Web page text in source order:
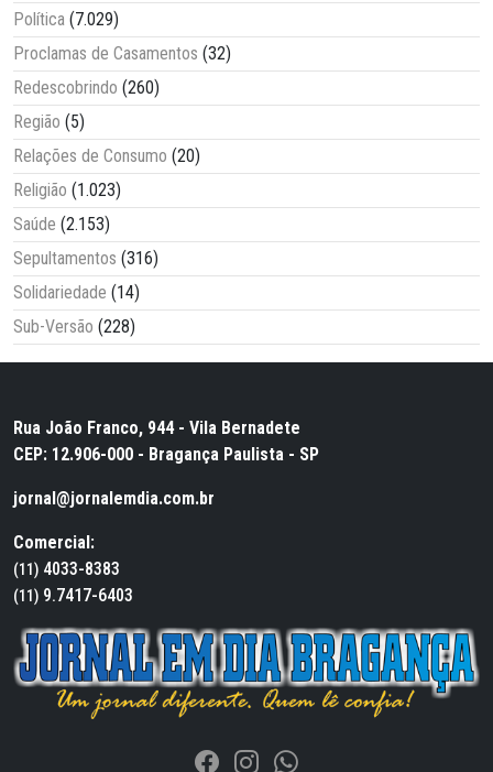
Política (7.029)
Proclamas de Casamentos (32)
Redescobrindo (260)
Região (5)
Relações de Consumo (20)
Religião (1.023)
Saúde (2.153)
Sepultamentos (316)
Solidariedade (14)
Sub-Versão (228)
Rua João Franco, 944 - Vila Bernadete
CEP: 12.906-000 - Bragança Paulista - SP
jornal@jornalemdia.com.br
Comercial:
(11) 4033-8383
(11) 9.7417-6403